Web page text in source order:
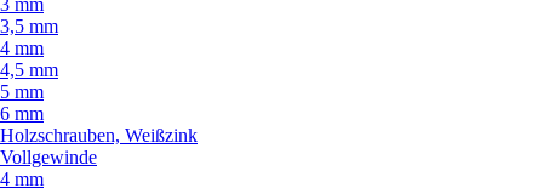
3 mm
3,5 mm
4 mm
4,5 mm
5 mm
6 mm
Holzschrauben, Weißzink
Vollgewinde
4 mm